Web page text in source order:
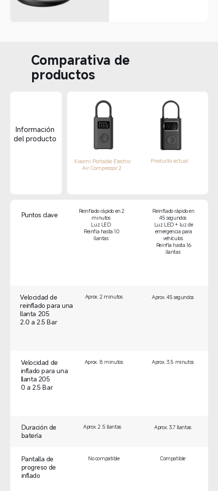
Comparativa de
productos
Información
del producto
Xiaomi Portable Electric
Air Compressor 2
Producto actual
Puntos clave
Reinflado rápido en 2
minutos
Luz LED
Reinfla hasta 10
llantas
Reinflado rápido en
45 segundos
Luz LED + luz de
emergencia para
vehículos
Reinfla hasta 16
llantas
Velocidad de
reinflado para una
llanta 205
2.0 a 2.5 Bar
Aprox. 2 minutos Aprox. 45 segundos
Velocidad de
inflado para una
llanta 205
0 a 2.5 Bar
Aprox. 8 minutos Aprox. 3.5 minutos
Duración de
batería
Aprox. 2.5 llantas Aprox. 3.7 llantas
Pantalla de
progreso de
inflado
No compatible Compatible